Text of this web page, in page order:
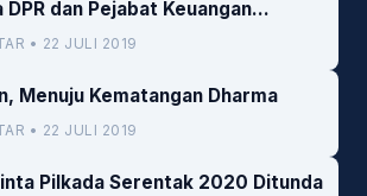
dan Pejabat Keuangan
• 22 JULI 2019
Menuju Kematangan Dharma
• 22 JULI 2019
Pilkada Serentak 2020 Ditunda